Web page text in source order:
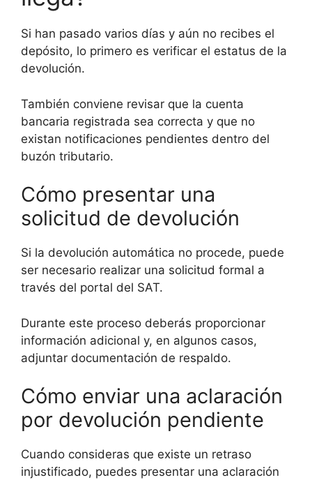
Si han pasado varios días y aún no recibes el
depósito, lo primero es verificar el estatus de la
devolución.
También conviene revisar que la cuenta
bancaria registrada sea correcta y que no
existan notificaciones pendientes dentro del
buzón tributario.
Cómo presentar una
solicitud de devolución
Si la devolución automática no procede, puede
ser necesario realizar una solicitud formal a
través del portal del SAT.
Durante este proceso deberás proporcionar
información adicional y, en algunos casos,
adjuntar documentación de respaldo.
Cómo enviar una aclaración
por devolución pendiente
Cuando consideras que existe un retraso
injustificado, puedes presentar una aclaración